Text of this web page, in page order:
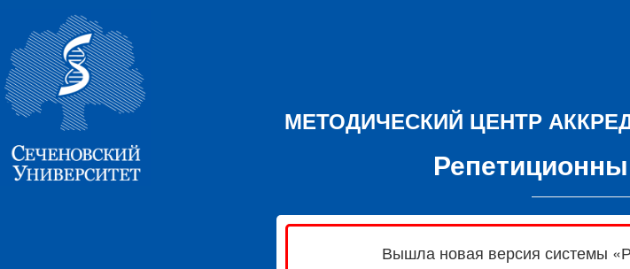
МЕТОДИЧЕСКИЙ ЦЕНТР
Вышла новая версия системы